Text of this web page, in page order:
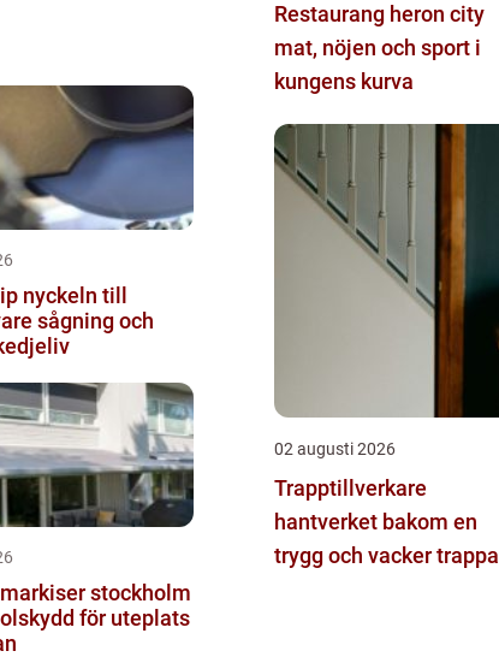
till
sågning och
stockholm
för uteplats
Restaurang heron city
mat, nöjen och sport i
kungens kurva
02 augusti 2026
Trapptillverkare
hantverket bakom en
trygg och vacker trappa